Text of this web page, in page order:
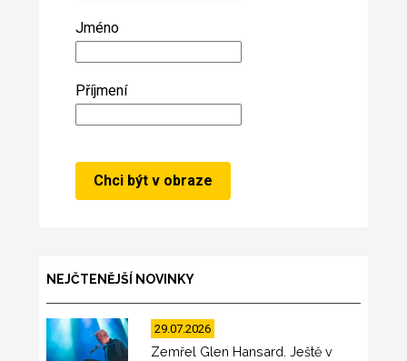
Jméno
Příjmení
NEJČTENĚJŠÍ NOVINKY
29.07.2026
Zemřel Glen Hansard. Ještě v